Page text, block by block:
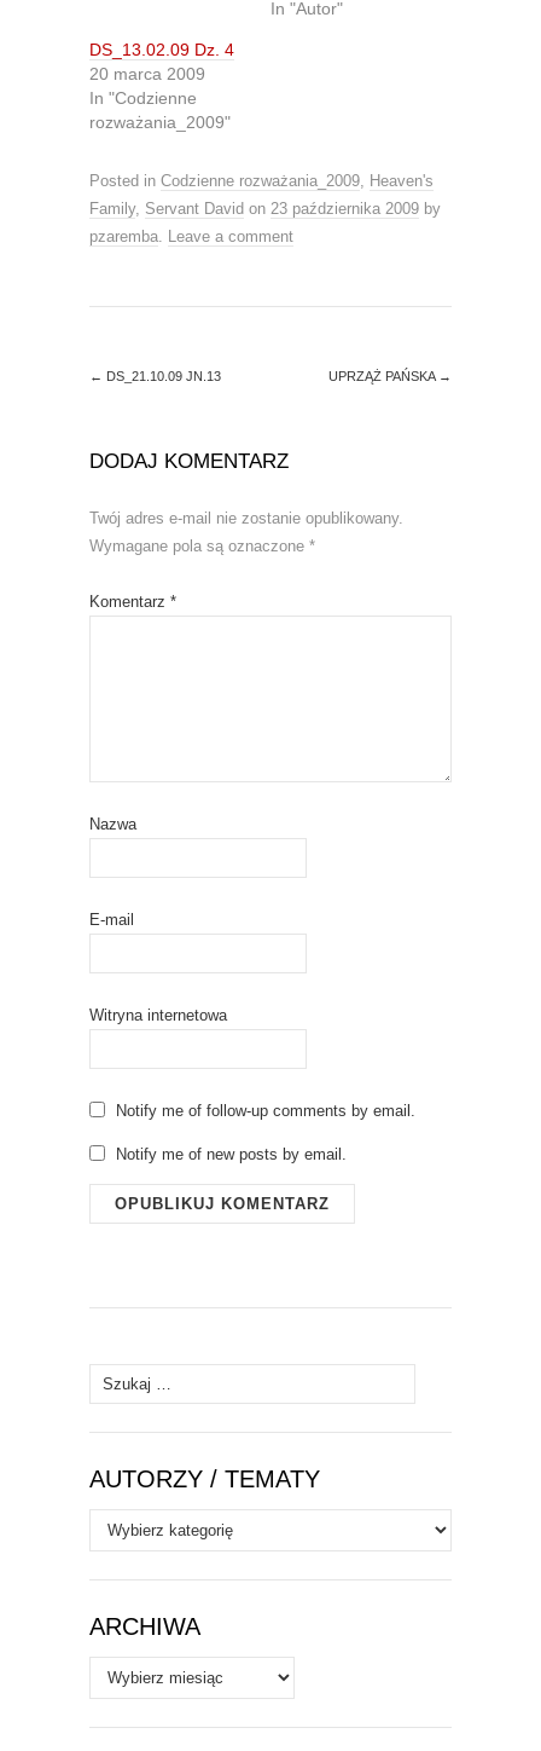
r
(
O
e
n
n
w
w
i
w
o
k
(
p
e
n
n
e
w
w
o
In "Autor"
DS_13.02.09 Dz. 4
20 marca 2009
In "Codzienne
rozważania_2009"
Posted in Codzienne rozważania_2009
Heaven's
Family, Servant David on 23 października 2009 by
pzaremba
Leave a comment
← DS_21.10.09 JN.13 UPRZĄŻ PAŃSKA →
DODAJ KOMENTARZ
Twój adres e-mail nie zostanie opublikowany.
Wymagane pola są oznaczone *
Komentarz *
Nazwa
E-mail
Witryna internetowa
Notify me of follow-up comments by email.
Notify me of new posts by email.
Szukaj:
AUTORZY / TEMATY
Autorzy
/
Tematy
ARCHIWA
Archiwa